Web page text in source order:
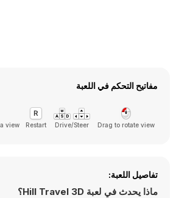
مفاتيح التحكم في اللعبة
Drag to rotate view
Drive/Steer
Restart
view
تفاصيل اللعبة:
ماذا يحدث في لعبة Hill Travel 3D؟